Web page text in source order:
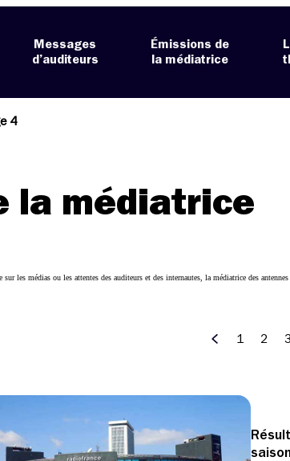
Messages
d’auditeurs
Émissions de
la médiatrice
4
la médiatrice
les médias ou les attentes des auditeurs et des internautes, la médiatrice des
1 2 3